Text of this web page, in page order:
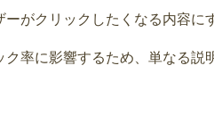
がクリックしたくなる内容に
率に影響するため、単なる